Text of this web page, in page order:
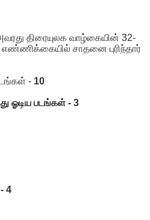
திரையுலக வாழ்கையின் 32-
எண்ணிக்கையில் சாதனை புரிந்தார்
- 10
ஓடிய படங்கள் - 3
4